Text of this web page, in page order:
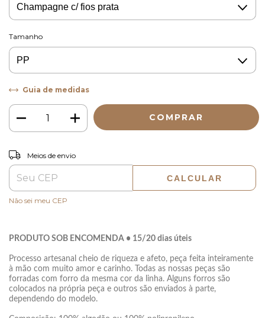
Tamanho
Guia de medidas
Entregas para o CEP:
Meios de envio
CALCULAR
Não sei meu CEP
PRODUTO SOB ENCOMENDA • 15/20 dias úteis
Processo artesanal cheio de riqueza e afeto, peça feita inteiramente
à mão com muito amor e carinho. Todas as nossas peças são
forradas com forro da mesma cor da linha. Alguns forros são
colocados na própria peça e outros são enviados à parte,
dependendo do modelo.